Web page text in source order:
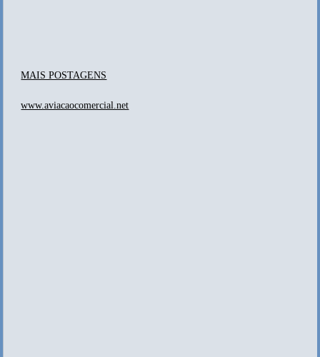
MAIS POSTAGENS
www.aviacaocomercial.net